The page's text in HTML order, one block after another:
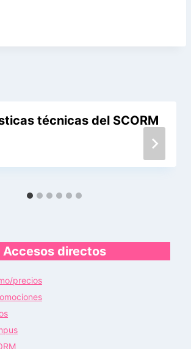
técnicas del SCORM
Accesos directos
precios